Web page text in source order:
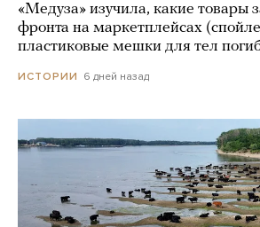
«Медуза» изучила, какие товары
фронта на маркетплейсах
пластиковые мешки для тел
ИСТОРИИ 6 дней назад